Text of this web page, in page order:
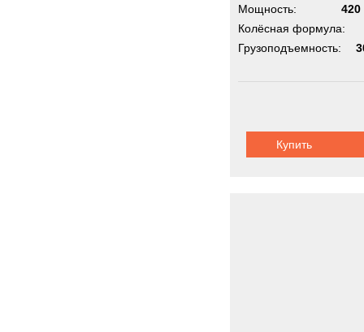
Мощность:
420
Колёсная формула:
Грузоподъемность:
Купить